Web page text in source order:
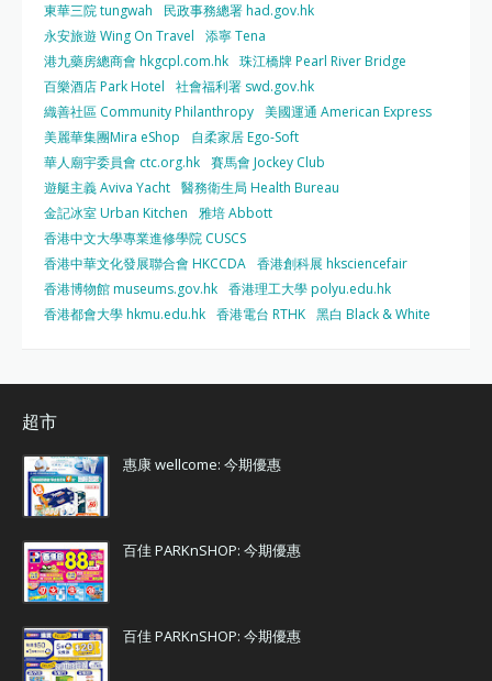
東華三院 tungwah
民政事務總署 had.gov.hk
永安旅遊 Wing On Travel
添寧 Tena
港九藥房總商會 hkgcpl.com.hk 珠江橋牌 Pearl River Bridge
百樂酒店 Park Hotel
社會福利署 swd.gov.hk
織善社區 Community Philanthropy 美國運通 American Express
美麗華集團Mira eShop
自柔家居 Ego-Soft
華人廟宇委員會 ctc.org.hk 賽馬會 Jockey Club
遊艇主義 Aviva Yacht 醫務衛生局 Health Bureau
金記冰室 Urban Kitchen
雅培 Abbott
香港中文大學專業進修學院 CUSCS
香港中華文化發展聯合會 HKCCDA 香港創科展 hksciencefair
香港博物館 museums.gov.hk 香港理工大學 polyu.edu.hk
香港都會大學 hkmu.edu.hk 香港電台 RTHK 黑白 Black & White
超市
惠康 wellcome: 今期優惠
百佳 PARKnSHOP: 今期優惠
百佳 PARKnSHOP: 今期優惠